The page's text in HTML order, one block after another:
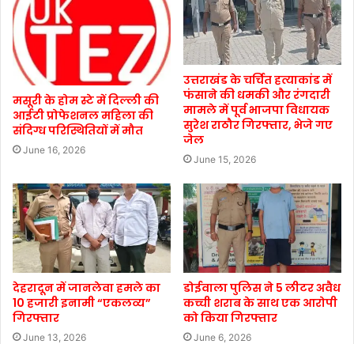
मसूरी के होम स्टे में दिल्ली की
आईटी प्रोफेशनल महिला की
संदिग्ध परिस्थितियों में मौत
June 16, 2026
उत्तराखंड के चर्चित हत्याकांड में
फंसाने की धमकी और रंगदारी
मामले में पूर्व भाजपा विधायक
सुरेश राठौर गिरफ्तार, भेजे गए
जेल
June 15, 2026
देहरादून में जानलेवा हमले का
10 हजारी इनामी “एकलव्य”
गिरफ्तार
June 13, 2026
डोईवाला पुलिस ने 5 लीटर अवैध
कच्ची शराब के साथ एक आरोपी
को किया गिरफ्तार
June 6, 2026